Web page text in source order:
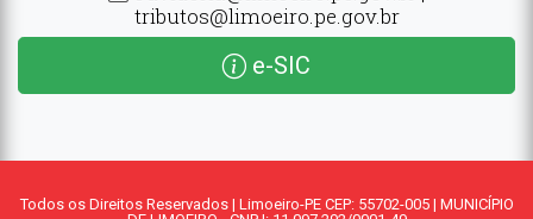
tributos@limoeiro.pe.gov.br
e-SIC
Todos os Direitos Reservados | Limoeiro-PE CEP: 55702-005 | MUNICÍPIO